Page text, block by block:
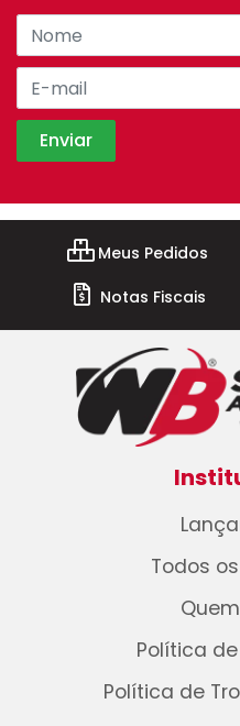
Meus Pedidos
Notas Fiscais
Todos
Política
Política de